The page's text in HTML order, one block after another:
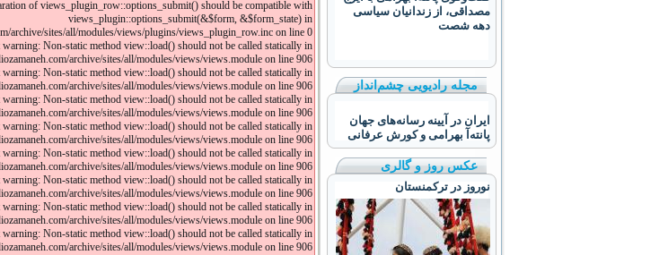
مصداقی، از زندانیان سیاسی
دهه شصت
مجله رادیویی چشم‌انداز
ایران در آیینه رسانه‌های جهان
پانته‌آ بهرامی و کورش عرفانی
عکس روز و گالری
نوروز در ترکمنستان
of views_plugin_row::options_submit() should be compatible with
views_plugin::options_submit(&$form, &$form_state) in
archive/sites/all/modules/views/plugins/views_plugin_row.inc on line 0.
warning: Non-static method view::load() should not be called statically in
archive/sites/all/modules/views/views.module on line 906.
warning: Non-static method view::load() should not be called statically in
archive/sites/all/modules/views/views.module on line 906.
warning: Non-static method view::load() should not be called statically in
archive/sites/all/modules/views/views.module on line 906.
warning: Non-static method view::load() should not be called statically in
archive/sites/all/modules/views/views.module on line 906.
warning: Non-static method view::load() should not be called statically in
archive/sites/all/modules/views/views.module on line 906.
warning: Non-static method view::load() should not be called statically in
archive/sites/all/modules/views/views.module on line 906.
warning: Non-static method view::load() should not be called statically in
archive/sites/all/modules/views/views.module on line 906.
warning: Non-static method view::load() should not be called statically in
archive/sites/all/modules/views/views.module on line 906.